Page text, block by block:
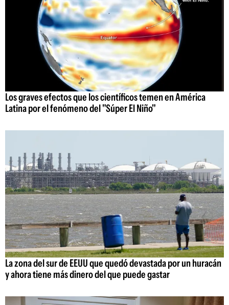
Los graves efectos que los científicos temen en América
Latina por el fenómeno del "Súper El Niño"
La zona del sur de EEUU que quedó devastada por un huracán
y ahora tiene más dinero del que puede gastar